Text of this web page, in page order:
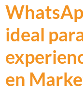
ideal
en